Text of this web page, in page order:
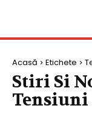
Acasă Etichete
Stiri Si